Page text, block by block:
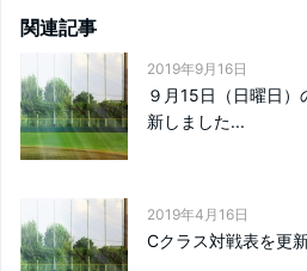
関連記事
2019年9月16日
９月15日（日曜日
新しました...
2019年4月16日
Cクラス対戦表を更